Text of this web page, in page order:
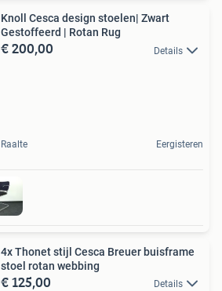
Knoll Cesca design stoelen| Zwart
Gestoffeerd | Rotan Rug
€ 200,00 Details
Raalte Eergisteren
4x Thonet stijl Cesca Breuer buisframe
stoel rotan webbing
€ 125,00 Details